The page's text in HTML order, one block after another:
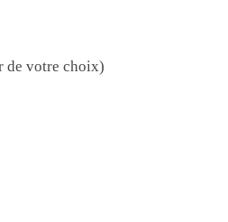
de votre choix)